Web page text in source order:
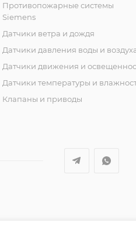
Противопожарные системы
Siemens
Датчики ветра и дождя
Датчики давления воды и
Датчики движения и
Датчики температуры и
Клапаны и приводы